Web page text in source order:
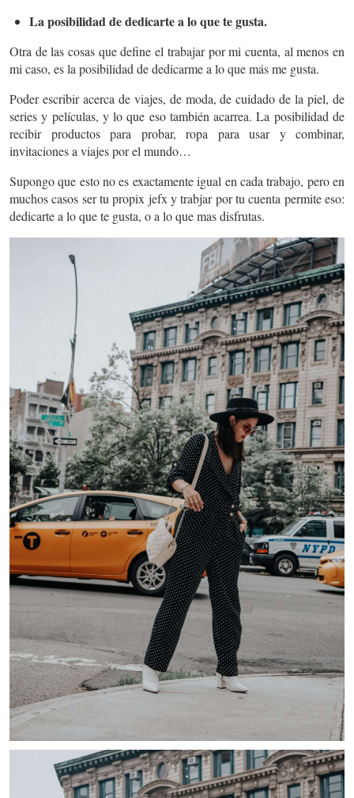
La posibilidad de dedicarte a lo que te gusta.
Otra de las cosas que define el trabajar por mi cuenta, al menos en
mi caso, es la posibilidad de dedicarme a lo que más me gusta.
Poder escribir acerca de viajes, de moda, de cuidado de la piel, de
series y películas, y lo que eso también acarrea. La posibilidad de
recibir productos para probar, ropa para usar y combinar,
invitaciones a viajes por el mundo…
Supongo que esto no es exactamente igual en cada trabajo, pero en
muchos casos ser tu propix jefx y trabjar por tu cuenta permite eso:
dedicarte a lo que te gusta, o a lo que mas disfrutas.